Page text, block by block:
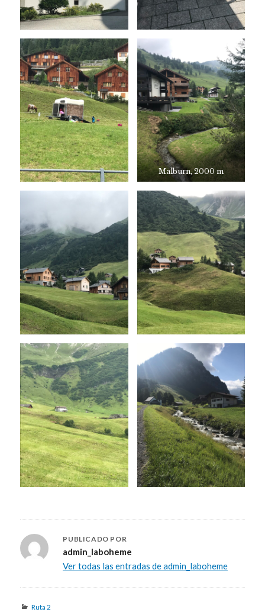
Malburn, 2000 m
PUBLICADO POR
admin_laboheme
Ver todas las entradas de admin_laboheme
Categorías
Ruta 2